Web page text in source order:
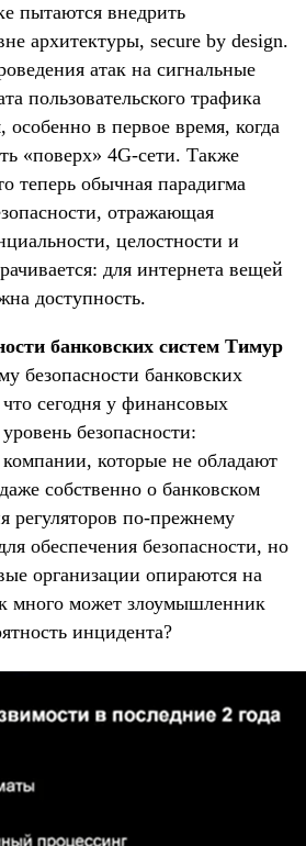
пытаются внедрить
архитектуры, secure by design.
атак на сигнальные
пользовательского трафика
особенно в первое время, когда
«поверх» 4G-сети. Также
теперь обычная парадигма
отражающая
целостности и
для интернета вещей
доступность.
банковских систем Тимур
безопасности банковских
сегодня у финансовых
безопасности:
компании, которые не обладают
собственно о банковском
регуляторов по-прежнему
обеспечения безопасности, но
организации опираются на
много может злоумышленник
инцидента?